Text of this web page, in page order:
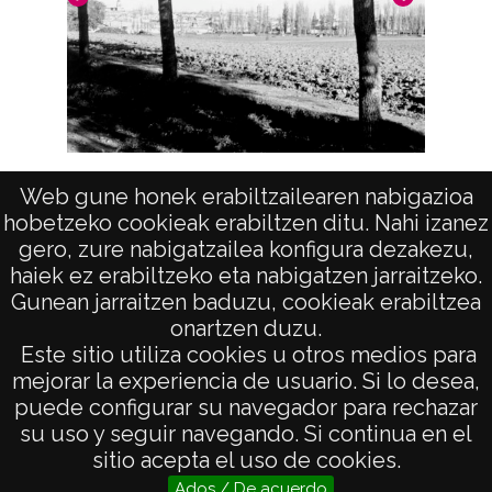
Web gune honek erabiltzailearen nabigazioa
hobetzeko cookieak erabiltzen ditu. Nahi izanez
gero, zure nabigatzailea konfigura dezakezu,
haiek ez erabiltzeko eta nabigatzen jarraitzeko.
Gunean jarraitzen baduzu, cookieak erabiltzea
onartzen duzu.
Este sitio utiliza cookies u otros medios para
mejorar la experiencia de usuario. Si lo desea,
puede configurar su navegador para rechazar
su uso y seguir navegando. Si continua en el
sitio acepta el uso de cookies.
Tipo de imagen: Positivos Imagen Final:
Plata;
C;
Fecha
19601231
1940, enero, 1 a 1960, diciembre, 31 -
Aproximada;
Nº de identificación: 9617 Duplicado del
positivo: 9700 Positivo original: 9617;
Licencia de las imágenes
Vista
AVISO LEGAL
POLÍTICA DE PRIVACIDAD
ACCESIBILIDAD
ATENCIÓN CIUDADANA